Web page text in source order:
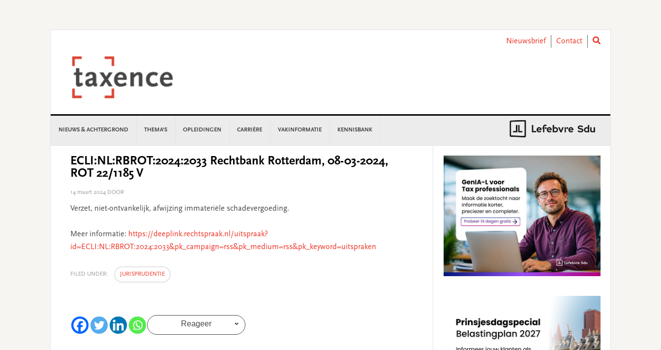
Nieuwsbrief
Contact
NIEUWS & ACHTERGROND THEMA’S OPLEIDINGEN CARRIÈRE VAKINFORMATIE KENNISBANK
ECLI:NL:RBROT:2024:2033 Rechtbank Rotterdam, 08-03-2024,
ROT 22/1185 V
14 maart 2024 DOOR
Verzet, niet-ontvankelijk, afwijzing immateriële schadevergoeding.
Meer informatie: https://deeplink.rechtspraak.nl/uitspraak?
id=ECLI:NL:RBROT:2024:2033&pk_campaign=rss&pk_medium=rss&pk_keyword=uitspraken
FILED UNDER: JURISPRUDENTIE
Reageer
Sidebar